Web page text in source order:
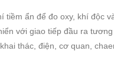
ẩn để đo oxy, khí độc
với giao tiếp đầu ra
thác, điện, cơ quan,